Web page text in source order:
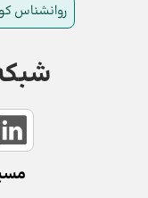
روانشناس